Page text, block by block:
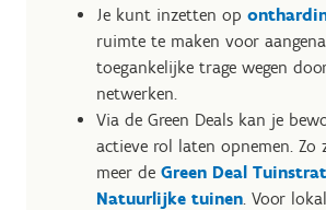
Je kunt inzetten op
ruimte te maken voor
toegankelijke trage wegen
netwerken.
Via de Green Deals kan je
actieve rol laten opnemen. Zo
meer de Green Deal
Natuurlijke tuinen. Voor